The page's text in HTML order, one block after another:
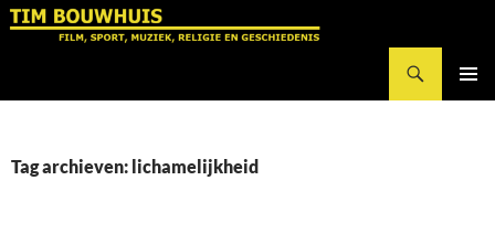
Ga
Tag archieven: lichamelijkheid